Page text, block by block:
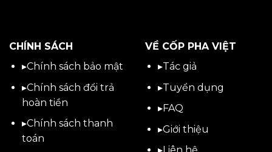
CHÍNH SÁCH
▸Chính sách bảo mật
▸Chính sách đổi trả
hoàn tiền
▸Chính sách thanh
toán
VỀ CỐP PHA VIỆT
▸Tác giả
▸Tuyển dụng
▸FAQ
▸Giới thiệu